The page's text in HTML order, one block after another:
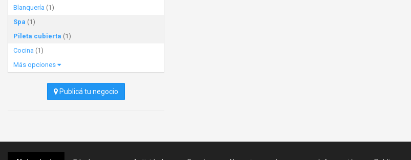
Blanquería (1)
Spa (1)
Pileta cubierta (1)
Cocina (1)
Más opciones
Publicá tu negocio